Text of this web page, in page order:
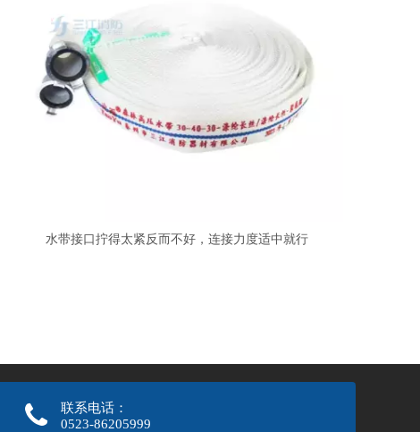
水带接口拧得太紧反而不好，连接力度适中就行
联系电话：
0523-86205999